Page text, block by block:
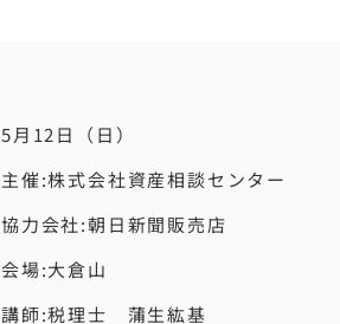
5月12日（日）
主催:株式会社資産相談センター
協力会社:朝日新聞販売店
会場:大倉山
講師:税理士 蒲生紘基